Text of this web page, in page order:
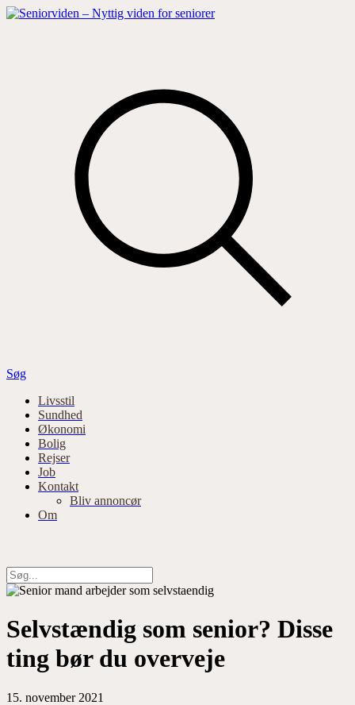
Hop
Søg
Primær
navigation
Livsstil
Sundhed
Økonomi
Bolig
Rejser
Job
Kontakt
Bliv annoncør
Om
Selvstændig som senior? Disse
ting bør du overveje
15. november 2021